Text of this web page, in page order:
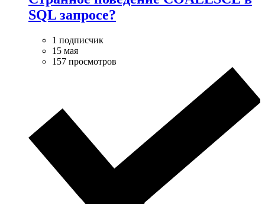
SQL запросе?
1 подписчик
15 мая
157 просмотров